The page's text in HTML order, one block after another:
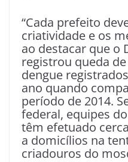
“Cada prefeito
criatividade e os
ao destacar que o
registrou queda
dengue
ano quando
período de 2014.
federal, equipes
têm efetuado
a domicílios na
criadouros do